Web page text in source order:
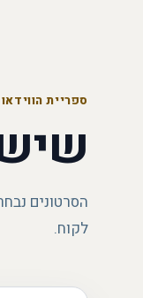
ספריית הווידאו
הסרטונים
לקוח.